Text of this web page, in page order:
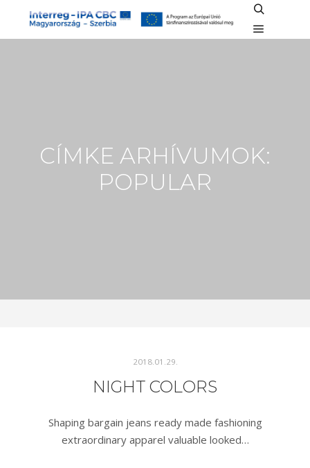
Keresés
CÍMKE ARHÍVUMOK:
POPULAR
2018.01.29.
NIGHT COLORS
Shaping bargain jeans ready made fashioning
extraordinary apparel valuable looked…